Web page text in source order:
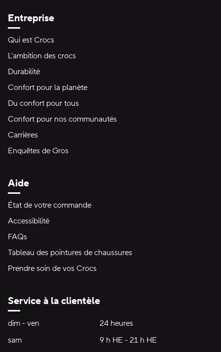
Entreprise
Qui est Crocs
L'ambition des crocs
Durabilité
Confort pour la planète
Du confort pour tous
Confort pour nos communautés
Carrières
Enquêtes de Gros
Aide
État de votre commande
Accessibilité
FAQs
Tableau des pointures de chaussures
Prendre soin de vos Crocs
Service à la clientèle
Heures d'ouverture:
dim - ven dimanche à vendredi24 heures24 heures
sam
9 h HE - 21 h HE9 h HE - 21 h HE